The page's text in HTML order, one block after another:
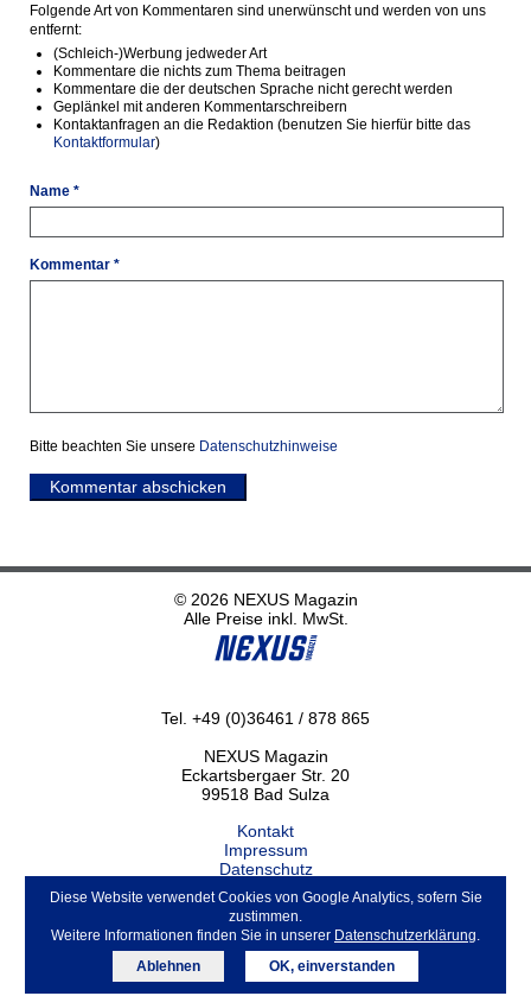
Folgende Art von Kommentaren sind unerwünscht und werden von uns
entfernt:
(Schleich-)Werbung jedweder Art
Kommentare die nichts zum Thema beitragen
Kommentare die der deutschen Sprache nicht gerecht werden
Geplänkel mit anderen Kommentarschreibern
Kontaktanfragen an die Redaktion (benutzen Sie hierfür bitte das
Kontaktformular)
Name *
Kommentar *
Bitte beachten Sie unsere Datenschutzhinweise
Kommentar abschicken
© 2026 NEXUS Magazin
Alle Preise inkl. MwSt.
Tel. +49 (0)36461 / 878 865
NEXUS Magazin
Eckartsbergaer Str. 20
99518 Bad Sulza
Kontakt
Impressum
Datenschutz
Haftungsausschluss
ABO kündigen
Diese Website verwendet Cookies von Google Analytics, sofern Sie
zustimmen.
Weitere Informationen finden Sie in unserer Datenschutzerklärung.
Ablehnen
OK, einverstanden